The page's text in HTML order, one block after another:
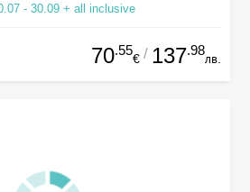
- 30.09 + all inclusive
70.55
€ / 137.98
лв.